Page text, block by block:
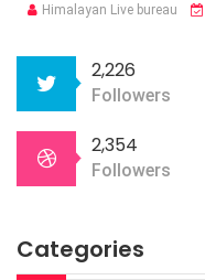
Himalayan Live bureau
2,226
Followers
2,354
Followers
Categories